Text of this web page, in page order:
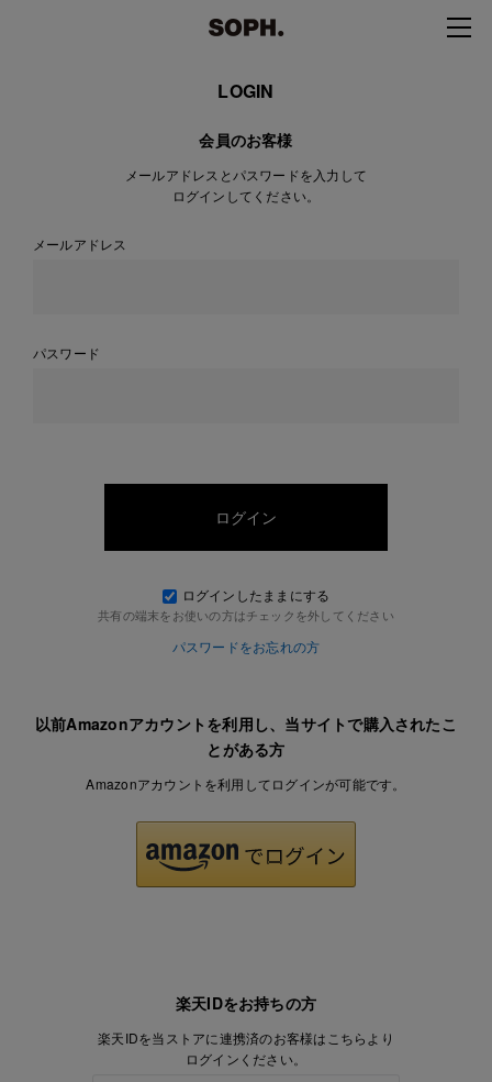
LOGIN
会員のお客様
メールアドレスとパスワードを入力して
ログインしてください。
メールアドレス
パスワード
ログインしたままにする
共有の端末をお使いの方はチェックを外してください
パスワードをお忘れの方
以前Amazonアカウントを利用し、当サイトで購入されたこ
とがある方
Amazonアカウントを利用してログインが可能です。
楽天IDをお持ちの方
楽天IDを当ストアに連携済のお客様はこちらより
ログインください。